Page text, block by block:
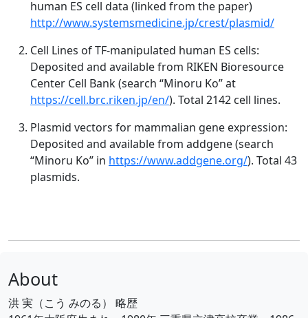
human ES cell data (linked from the paper)
http://www.systemsmedicine.jp/crest/plasmid/
Cell Lines of TF-manipulated human ES cells:
Deposited and available from RIKEN Bioresource
Center Cell Bank (search “Minoru Ko” at
https://cell.brc.riken.jp/en/). Total 2142 cell lines.
Plasmid vectors for mammalian gene expression:
Deposited and available from addgene (search
“Minoru Ko” in https://www.addgene.org/). Total 43
plasmids.
About
洪 実（こう みのる） 略歴